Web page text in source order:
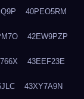
40PEO5RM
42EW9PZP
43EEF23E
43XY7A9N